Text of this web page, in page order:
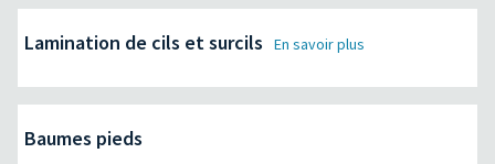
Lamination de cils et surcils En savoir plus
Baumes pieds